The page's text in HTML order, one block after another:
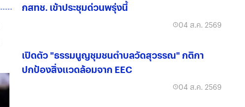
กสทช. เข้าประชุมด่วนพรุ่งนี้
04 ส.ค. 2569
เปิดตัว "ธรรมนูญชุมชนตำบลวัดสุวรรณ" กติกา
ปกป้องสิ่งแวดล้อมจาก EEC
04 ส.ค. 2569